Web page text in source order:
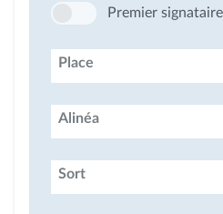
Premier
Place
Alinéa
Sort